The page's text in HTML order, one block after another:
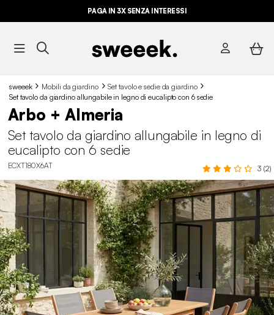
PAGA IN 3X SENZA INTERESSI
sweeek Mobili da giardino
Set tavolo e sedie da giardino
Set tavolo da giardino allungabile in legno di eucalipto con 6 sedie
Arbo + Almeria
Set tavolo da giardino allungabile in legno di
eucalipto con 6 sedie
ECXT180X6AT 3 (2)